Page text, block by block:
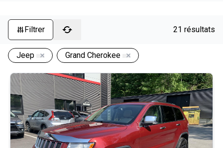
Filtrer 21 résultats
Jeep Grand Cherokee